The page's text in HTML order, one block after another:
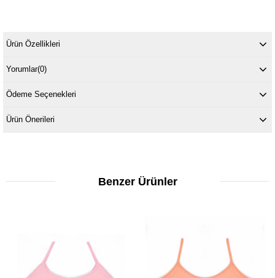
Ürün Özellikleri
Yorumlar(0)
Ödeme Seçenekleri
Ürün Önerileri
Benzer Ürünler